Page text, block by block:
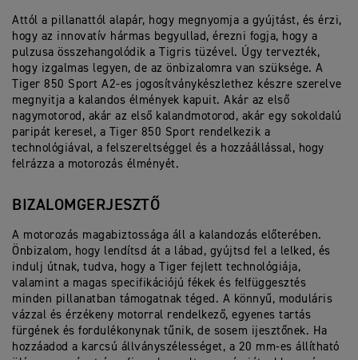
Attól a pillanattól alapár, hogy megnyomja a gyújtást, és érzi,
hogy az innovatív hármas begyullad, érezni fogja, hogy a
pulzusa összehangolódik a Tigris tüzével. Úgy tervezték,
hogy izgalmas legyen, de az önbizalomra van szüksége. A
Tiger 850 Sport A2-es jogosítványkészlethez készre szerelve
megnyitja a kalandos élmények kapuit. Akár az első
nagymotorod, akár az első kalandmotorod, akár egy sokoldalú
paripát keresel, a Tiger 850 Sport rendelkezik a
technológiával, a felszereltséggel és a hozzáállással, hogy
felrázza a motorozás élményét.
BIZALOMGERJESZTŐ
A motorozás magabiztossága áll a kalandozás előterében.
Önbizalom, hogy lendítsd át a lábad, gyújtsd fel a lelked, és
indulj útnak, tudva, hogy a Tiger fejlett technológiája,
valamint a magas specifikációjú fékek és felfüggesztés
minden pillanatban támogatnak téged. A könnyű, moduláris
vázzal és érzékeny motorral rendelkező, egyenes tartás
fürgének és fordulékonynak tűnik, de sosem ijesztőnek. Ha
hozzáadod a karcsú állványszélességet, a 20 mm-es állítható